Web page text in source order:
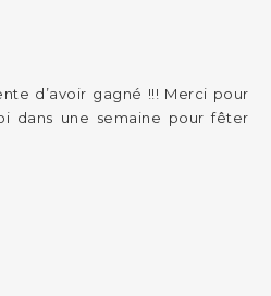
d’avoir gagné !!! Merci pour
dans une semaine pour fêter